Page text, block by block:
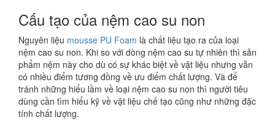
Cấu tạo của nệm cao su non
Nguyên liệu mousse PU Foam là chất liệu tạo ra của loại
nệm cao su non. Khi so với dòng nệm cao su tự nhiên thì sản
phẩm nệm này cho dù có sự khác biệt về vật liệu nhưng vẫn
có nhiều điểm tương đồng về ưu điểm chất lượng. Và để
tránh những hiểu lầm về loại nệm cao su non thì người tiêu
dùng cần tìm hiểu kỹ về vật liệu chế tạo cũng như những đặc
tính chất lượng.